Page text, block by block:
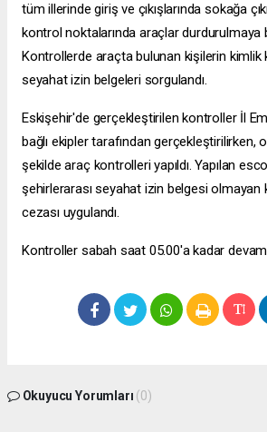
tüm illerinde giriş ve çıkışlarında sokağa
kontrol noktalarında araçlar durdurulmaya
Kontrollerde araçta bulunan kişilerin kimlik
seyahat izin belgeleri sorgulandı.
Eskişehir'de gerçekleştirilen kontroller İl
bağlı ekipler tarafından gerçekleştirilirken,
şekilde araç kontrolleri yapıldı. Yapılan
şehirlerarası seyahat izin belgesi olmayan
cezası uygulandı.
Kontroller sabah saat 05.00'a kadar
Okuyucu Yorumları (0)